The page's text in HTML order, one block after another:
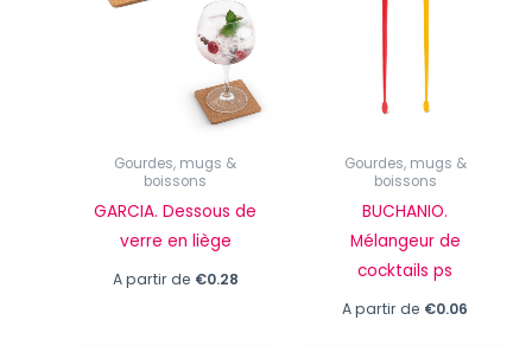
Gourdes, mugs &
boissons
GARCIA. Dessous de
verre en liège
A partir de €0.28
Gourdes, mugs &
boissons
BUCHANIO.
Mélangeur de
cocktails ps
A partir de €0.06